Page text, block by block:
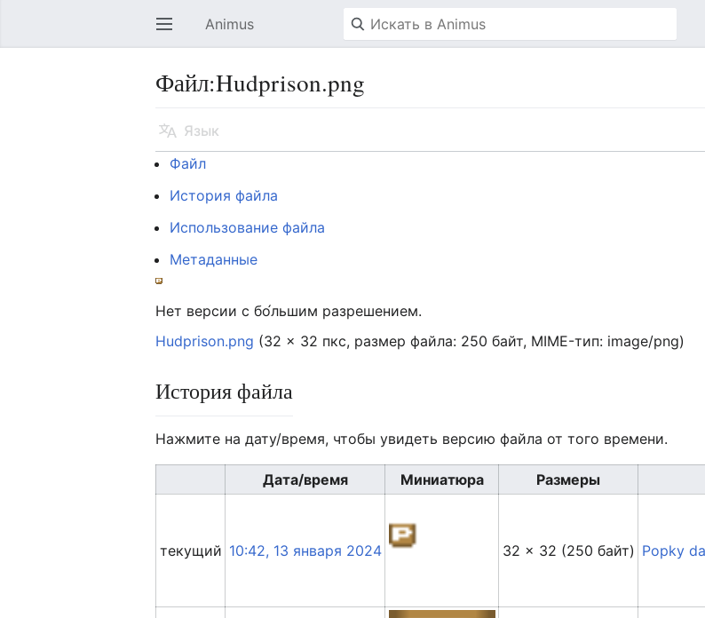
Открыть главное меню Animus
Файл:Hudprison.png
Язык
Файл
История файла
Использование файла
Метаданные
Нет версии с бо́льшим разрешением.
Hudprison.png (32 × 32 пкс, размер файла: 250 байт, MIME-тип: image/png)
История файла
Нажмите на дату/время, чтобы увидеть версию файла от того времени.
Дата/время Миниатюра Размеры
текущий 10:42, 13 января 2024 32 × 32 (250 байт) Popky